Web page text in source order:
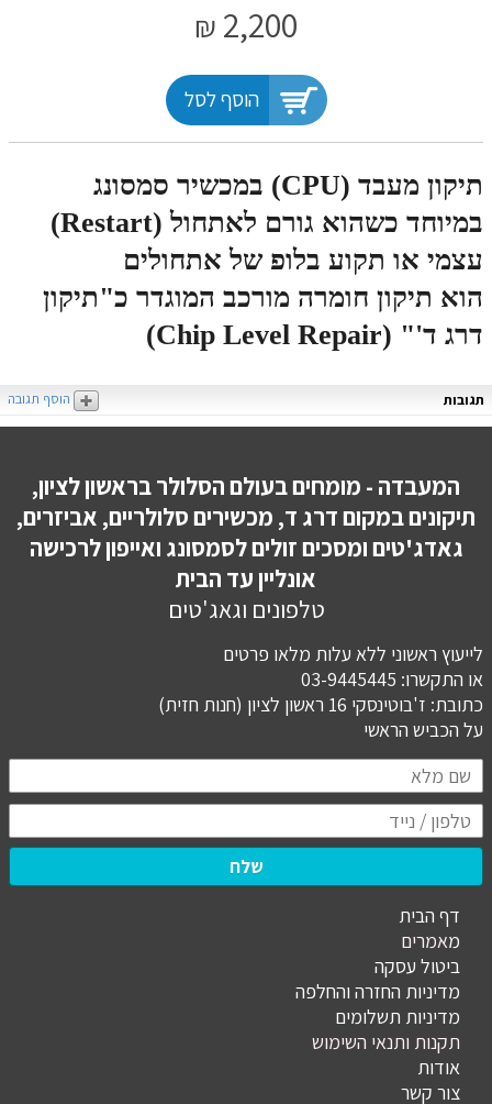
2,200
₪
הוסף לסל
תיקון מעבד (CPU) במכשיר סמסונג
במיוחד כשהוא גורם לאתחול (Restart)
עצמי או תקוע בלופ של אתחולים
הוא תיקון חומרה מורכב המוגדר כ"תיקון
דרג ד'" (Chip Level Repair)
תגובות הוסף תגובה
המעבדה - מומחים בעולם הסלולר בראשון לציון,
תיקונים במקום דרג ד, מכשירים סלולריים, אביזרים,
גאדג'טים ומסכים זולים לסמסונג ואייפון לרכישה
אונליין עד הבית
טלפונים וגאג'טים
לייעוץ ראשוני ללא עלות מלאו פרטים
או התקשרו: 03-9445445
כתובת: ז'בוטינסקי 16 ראשון לציון (חנות חזית)
​​​​​​​על הכביש הראשי
שלח
דף הבית
מאמרים
ביטול עסקה
מדיניות החזרה והחלפה
מדיניות תשלומים
תקנות ותנאי השימוש
אודות
צור קשר